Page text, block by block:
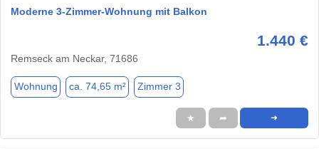
Moderne 3-Zimmer-Wohnung mit Balkon
1.440 €
Remseck am Neckar, 71686
Wohnung ca. 74,65 m² Zimmer 3
★ ➦ ➜